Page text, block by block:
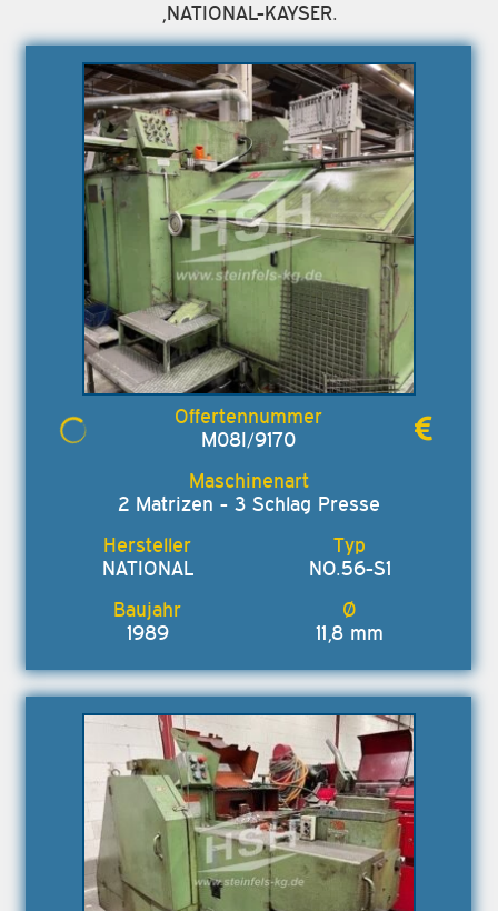
,NATIONAL-KAYSER.
M08I/9170
2 Matrizen - 3 Schlag Presse
NATIONAL NO.56-S1
1989 11,8 mm